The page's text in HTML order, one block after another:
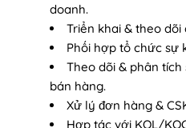
doanh.
Triển khai & theo
Phối hợp tổ chức sự
Theo dõi & phân
bán hàng.
Xử lý đơn hàng &
Hợp tác với KOL/